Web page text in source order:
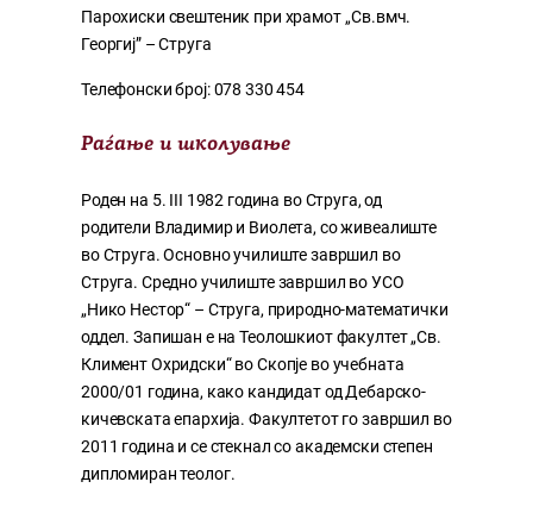
Парохиски свештеник при храмот ,,Св.вмч.
Георгиј” – Струга
Телефонски број: 078 330 454
Раѓање и школување
Роден на 5. III 1982 година во Струга, од
родители Владимир и Виолета, со живеалиште
во Струга. Основно училиште завршил во
Струга. Средно училиште завршил во УСО
„Нико Нестор“ – Струга, природно-математички
оддел. Запишан е на Теолошкиот факултет „Св.
Климент Охридски“ во Скопје во учебната
2000/01 година, како кандидат од Дебарско-
кичевската епархија. Факултетот го завршил во
2011 година и се стекнал со академски степен
дипломиран теолог.